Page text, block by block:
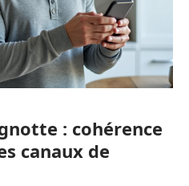
: cohérence
canaux de